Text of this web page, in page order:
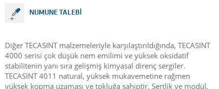
NUMUNE TALEBI
Diğer TECASINT malzemeleriyle karşılaştırıldığında, TECASINT
4000 serisi çok düşük nem emilimi ve yüksek oksidatif
stabilitenin yanı sıra gelişmiş kimyasal direnç sergiler.
TECASINT 4011 natural, yüksek mukavemetine rağmen
yüksek kopma uzaması ve tokluğa sahiptir. Sertlik ve modül,